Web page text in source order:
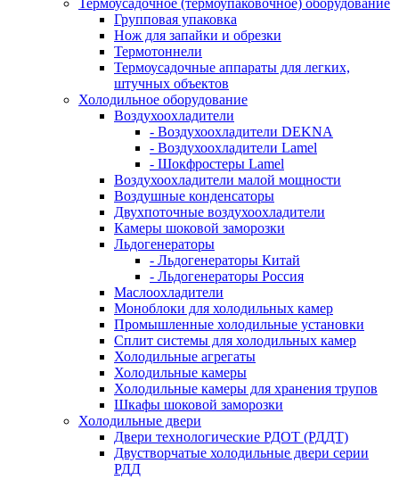
Термоусадочное (термоупаковочное) оборудование
Групповая упаковка
Нож для запайки и обрезки
Термотоннели
Термоусадочные аппараты для легких,
штучных объектов
Холодильное оборудование
Воздухоохладители
- Воздухоохладители DEKNA
- Воздухоохладители Lamel
- Шокфростеры Lamel
Воздухоохладители малой мощности
Воздушные конденсаторы
Двухпоточные воздухоохладители
Камеры шоковой заморозки
Льдогенераторы
- Льдогенераторы Китай
- Льдогенераторы Россия
Маслоохладители
Моноблоки для холодильных камер
Промышленные холодильные установки
Сплит системы для холодильных камер
Холодильные агрегаты
Холодильные камеры
Холодильные камеры для хранения трупов
Шкафы шоковой заморозки
Холодильные двери
Двери технологические РДОТ (РДДТ)
Двустворчатые холодильные двери серии
РДД